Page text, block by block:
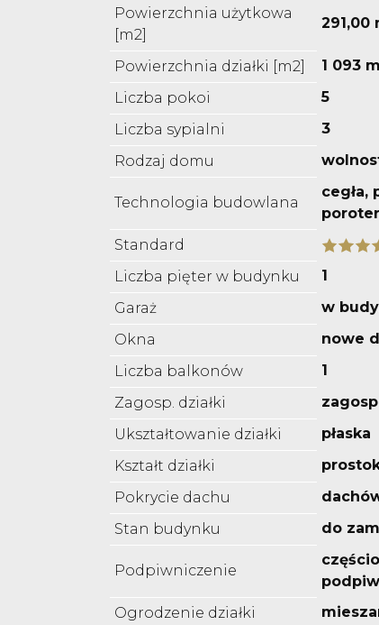
Powierzchnia użytkowa
[m2]
291,00
Powierzchnia działki [m2]
1 093
Liczba pokoi
5
Liczba sypialni
3
Rodzaj domu
Technologia budowlana
cegła,
Standard
Liczba pięter w budynku
1
Garaż
w
Okna
nowe
Liczba balkonów
1
Zagosp. działki
Ukształtowanie działki
płaska
Kształt działki
Pokrycie dachu
Stan budynku
do
Podpiwniczenie
Ogrodzenie działki